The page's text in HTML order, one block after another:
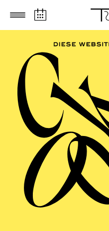
Zum Hauptinhalt springen